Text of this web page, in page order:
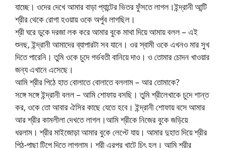
যাচ্ছে। ওদের দেখে আমার বাড়া প্যান্টের ভিতর ফুঁসতে লাগল।ইন্দ্রানী আন্টি
শ্রীর থেকে রোগা হওয়ায় ওকে অর্পুব লাগছিল।
শ্রী ঘরে ডুকে দরজা লক করে আমার বুকে মাথা দিয়ে আমায় বলল – এই
শুনছ, ইন্দ্রানী আমাদের ব্যাপারটা সব যানে। ওর স্বামী ওকে এখনও মার সুখ
দিতে পারেনি। তুমি ওকে চুদে গর্ভবতী বানিয়ে দাও। ও তোমার চোদন খাওয়ার
জন্য এখানে এসেছে।
আমি শ্রীর পিঠে হাত বোলাতে বোলাতে বললাম – আর তোমাকে?
সঙ্গে সঙ্গে ইন্দ্রানী বলল – আমি শোফায় বসছি। তুমি শ্রীলেখাকে চুদে শান্ত
কর, ওকে তো আবার ঐসির কাছে যেতে হবে। ইন্দ্রানী শোফায় বসে আমার
আর শ্রীর কামলীলা দেখতে লাগল।আমি শ্রীকে নিজের বুকে জড়িয়ে
ধরলাম। শ্রীর মাইজোড়া আমার বুকে লেপ্টে যায়। আমার দুহাত দিয়ে শ্রীর
পিঠ-পাছা টিপে দিতে লাগলাম। শ্রী এরপর খাটে চিৎ হল। আমি শ্রীর